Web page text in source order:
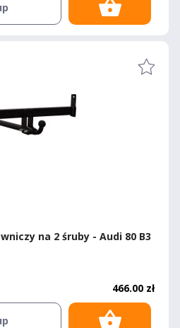
na 2 śruby - Audi 80 B3
466.00 zł